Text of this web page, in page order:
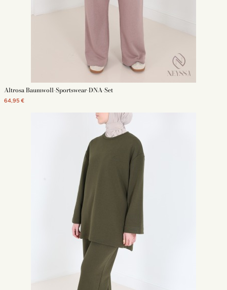
Altrosa Baumwoll-Sportswear-DNA-Set
64,95 €